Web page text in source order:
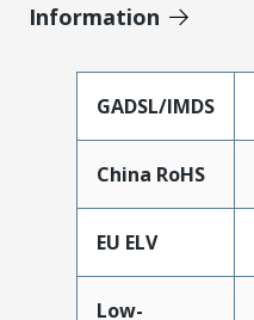
Information
GADSL/IMDS
China RoHS
EU ELV
Low-